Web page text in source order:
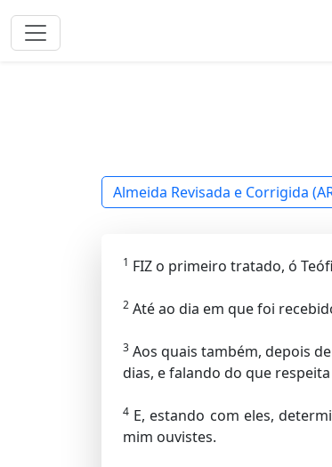
Almeida Revisada e Corrigida
1 FIZ o primeiro tratado, ó
2 Até ao dia em que foi
3 Aos quais também, depois
dias, e falando do que
4 E, estando com eles,
mim ouvistes.